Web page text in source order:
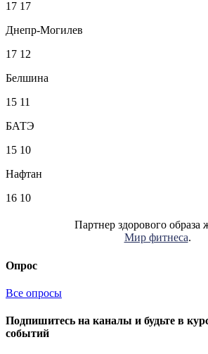
17 17
Днепр-Могилев
17 12
Белшина
15 11
БАТЭ
15 10
Нафтан
16 10
Партнер здорового образа
Мир фитнеса.
Опрос
Все опросы
Подпишитесь на каналы и будьте в
событий